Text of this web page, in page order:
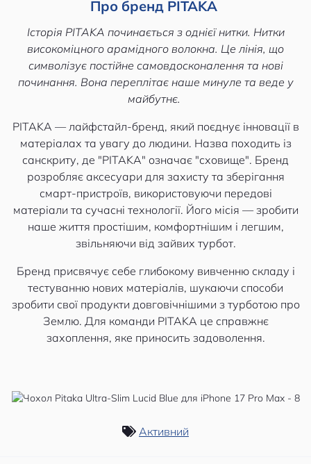
Про бренд PITAKA
Історія PITAKA починається з однієї нитки. Нитки
високоміцного арамідного волокна. Це лінія, що
символізує постійне самовдосконалення та нові
починання. Вона переплітає наше минуле та веде у
майбутнє.
PITAKA — лайфстайл-бренд, який поєднує інновації в
матеріалах та увагу до людини. Назва походить із
санскриту, де "PITAKA" означає "сховище". Бренд
розробляє аксесуари для захисту та зберігання
смарт-пристроїв, використовуючи передові
матеріали та сучасні технології. Його місія — зробити
наше життя простішим, комфортнішим і легшим,
звільняючи від зайвих турбот.
Бренд присвячує себе глибокому вивченню складу і
тестуванню нових матеріалів, шукаючи способи
зробити свої продукти довговічнішими з турботою про
Землю. Для команди PITAKA це справжнє
захоплення, яке приносить задоволення.
Активний